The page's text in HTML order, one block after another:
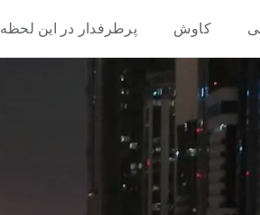
کاوش پرطرفدار در این لحظه